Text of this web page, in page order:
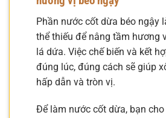
Phần nước cốt dừa béo ngậy
thể thiếu để nâng tầm hương
lá dứa. Việc chế biến và kết
đúng lúc, đúng cách sẽ giúp
hấp dẫn và tròn vị.
Để làm nước cốt dừa, bạn cho